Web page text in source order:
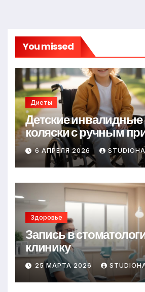
You missed
Диеты
Детские
коляски с ручным
6 АПРЕЛЯ 2026
Здоровье
Запись в
клинику
25 МАРТА 2026